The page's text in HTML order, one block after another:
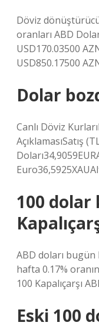
Döviz
oranları ABD
USD170.03500
USD850.17500
Dolar
Canlı Döviz
AçıklamasıSatış
100 dolar
ABD doları bugün
hafta 0.17%
100 Kapalıçarşı
Eski 100